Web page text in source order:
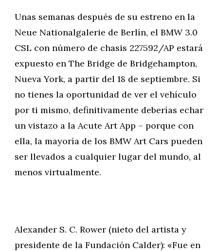
Unas semanas después de su estreno en la
Neue Nationalgalerie de Berlín, el BMW 3.0
CSL con número de chasis 227592/AP estará
expuesto en The Bridge de Bridgehampton,
Nueva York, a partir del 18 de septiembre. Si
no tienes la oportunidad de ver el vehículo
por ti mismo, definitivamente deberías echar
un vistazo a la Acute Art App – porque con
ella, la mayoría de los BMW Art Cars pueden
ser llevados a cualquier lugar del mundo, al
menos virtualmente.
Alexander S. C. Rower (nieto del artista y
presidente de la Fundación Calder): «Fue en